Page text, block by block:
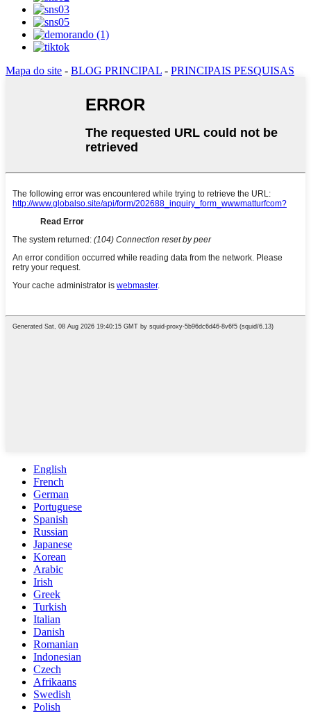
Mapa do site - BLOG PRINCIPAL - PRINCIPAIS PESQUISAS
English
French
German
Portuguese
Spanish
Russian
Japanese
Korean
Arabic
Irish
Greek
Turkish
Italian
Danish
Romanian
Indonesian
Czech
Afrikaans
Swedish
Polish